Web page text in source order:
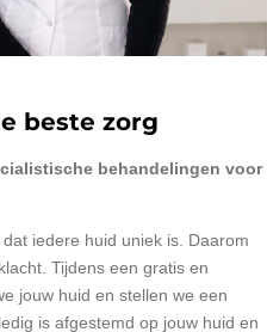
beste zorg
behandelingen voor
iedere huid uniek is. Daarom
Tijdens een gratis en
jouw huid en stellen we een
is afgestemd op jouw huid en